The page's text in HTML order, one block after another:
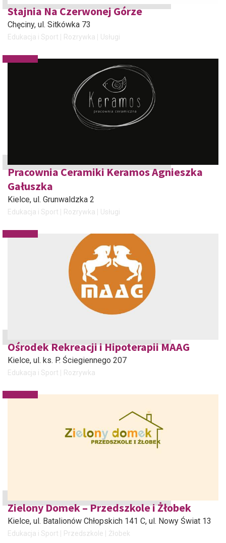
Stajnia Na Czerwonej Górze
Chęciny, ul. Sitkówka 73
Edukacja i Sport Rozrywka Usługi
Pracownia Ceramiki Keramos Agnieszka
Gałuszka
Kielce, ul. Grunwaldzka 2
Edukacja i Sport Rozrywka Usługi
Ośrodek Rekreacji i Hipoterapii MAAG
Kielce, ul. ks. P. Ściegiennego 207
Edukacja i Sport Rozrywka
Zielony Domek – Przedszkole i Żłobek
Kielce, ul. Batalionów Chłopskich 141 C, ul. Nowy Świat 13
Edukacja i Sport Przedszkole Żłobek